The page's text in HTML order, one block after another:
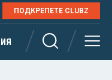
ПОДКРЕПЕТЕ CLUBZ